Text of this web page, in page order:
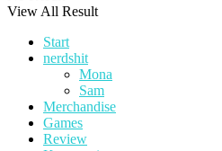
View All Result
Start
nerdshit
Mona
Sam
Merchandise
Games
Review